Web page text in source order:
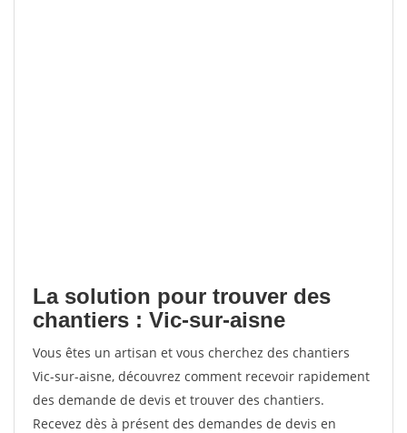
La solution pour trouver des
chantiers : Vic-sur-aisne
Vous êtes un artisan et vous cherchez des chantiers
Vic-sur-aisne, découvrez comment recevoir rapidement
des demande de devis et trouver des chantiers.
Recevez dès à présent des demandes de devis en